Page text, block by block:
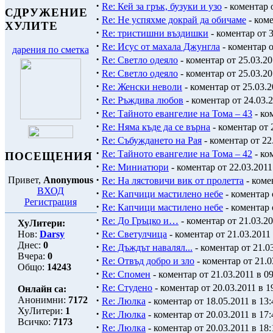
СДРУЖЕНИЕ
ХУЛИТЕ
дарения по сметка
ПОСЕЩЕНИЯ
Привет, Anonymous
ВХОД
Регистрация
ХуЛитери:
Нов: Darsy
Днес: 0
Вчера: 0
Общо: 14243
Онлайн са:
Анонимни: 7172
ХуЛитери: 1
Всичко: 7173
· Re: Кей за грък, бузуки и узо - коментар
· Re: Не успяхме докрай да обичаме -
· Re: тристишни въздишки - коментар от
· Re: Исус от махала Джунгла - коментар
· Re: Светло одеяло - коментар от
· Re: Светло одеяло - коментар от
· Re: Женски неволи - коментар от
· Re: Ръждива любов - коментар от
· Re: Тайното евангелие на Тома – 43 -
· Re: Няма къде да се върна - коментар от
· Re: Събуждането на Рая - коментар от
· Re: Тайното евангелие на Тома – 42 -
· Re: Миниатюри - коментар от
· Re: На лястовичи вик от пролетта -
· Re: Капчици мастилено небе - коментар
· Re: Капчици мастилено небе - коментар
· Re: До Гръцко и… - коментар от
· Re: Светулчица - коментар от
· Re: Дъждът навалял... - коментар от
· Re: Отвъд добро и зло - коментар от
· Re: Спомен - коментар от 21.03.2011 в
· Re: Студено - коментар от 20.03.2011 в
· Re: Люлка - коментар от 18.05.2011 в
· Re: Люлка - коментар от 20.03.2011 в
· Re: Люлка - коментар от 20.03.2011 в